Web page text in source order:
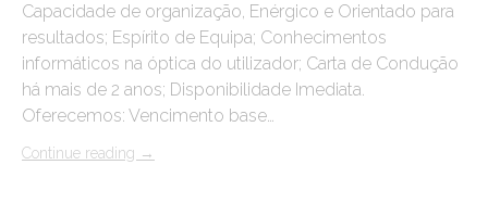
Capacidade de organização, Enérgico e Orientado para
resultados; Espírito de Equipa; Conhecimentos
informáticos na óptica do utilizador; Carta de Condução
há mais de 2 anos; Disponibilidade Imediata.
Oferecemos: Vencimento base…
Continue reading →